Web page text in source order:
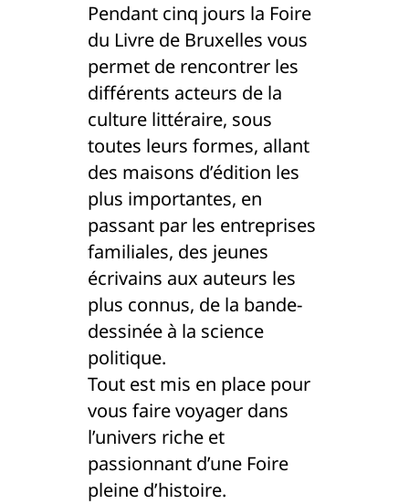
Pendant cinq jours la Foire
du Livre de Bruxelles vous
permet de rencontrer les
différents acteurs de la
culture littéraire, sous
toutes leurs formes, allant
des maisons d’édition les
plus importantes, en
passant par les entreprises
familiales, des jeunes
écrivains aux auteurs les
plus connus, de la bande-
dessinée à la science
politique.
Tout est mis en place pour
vous faire voyager dans
l’univers riche et
passionnant d’une Foire
pleine d’histoire.